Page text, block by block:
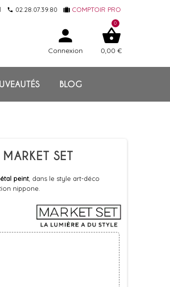
local_phone 02.28.07.39.80 COMPTOIR PRO
person
Connexion
shopping_basket
0,00 €
0
BLOG
SET
peint, dans le style art-déco
nippone.